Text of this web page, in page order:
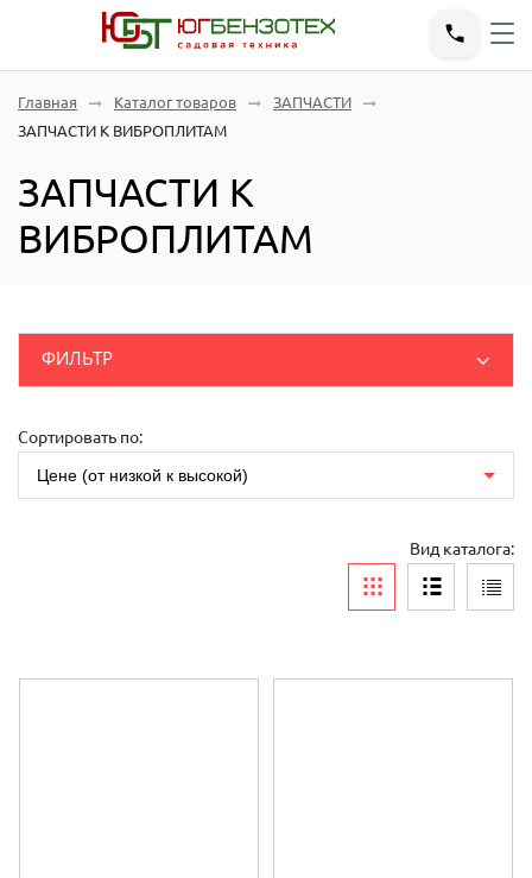
Главная Каталог товаров
ЗАПЧАСТИ
ЗАПЧАСТИ К ВИБРОПЛИТАМ
ЗАПЧАСТИ К
ВИБРОПЛИТАМ
ДВИГАТЕЛИ
Шпатель-грабли
ЗАПЧАСТИ ГЕНЕРАТОР
ФИЛЬТР
Сортировать по:
Цене (от низкой к высокой)
Вид каталога: